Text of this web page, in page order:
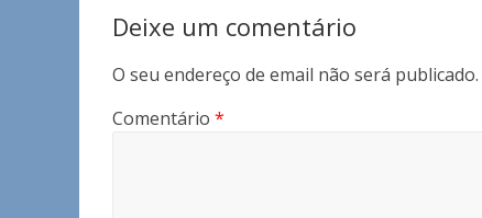
Deixe um comentário
O seu endereço de email não será publicado.
Comentário *